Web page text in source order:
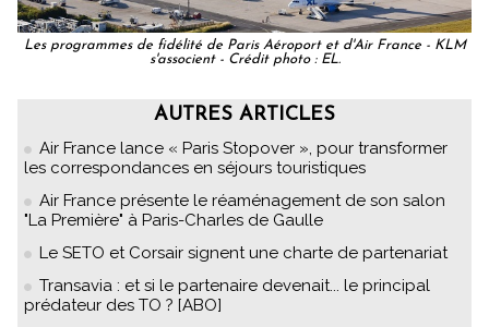
Les programmes de fidélité de Paris Aéroport et d'Air France - KLM
s'associent - Crédit photo : EL.
AUTRES ARTICLES
Air France lance « Paris Stopover », pour transformer
les correspondances en séjours touristiques
Air France présente le réaménagement de son salon
"La Première" à Paris-Charles de Gaulle
Le SETO et Corsair signent une charte de partenariat
Transavia : et si le partenaire devenait... le principal
prédateur des TO ? [ABO]